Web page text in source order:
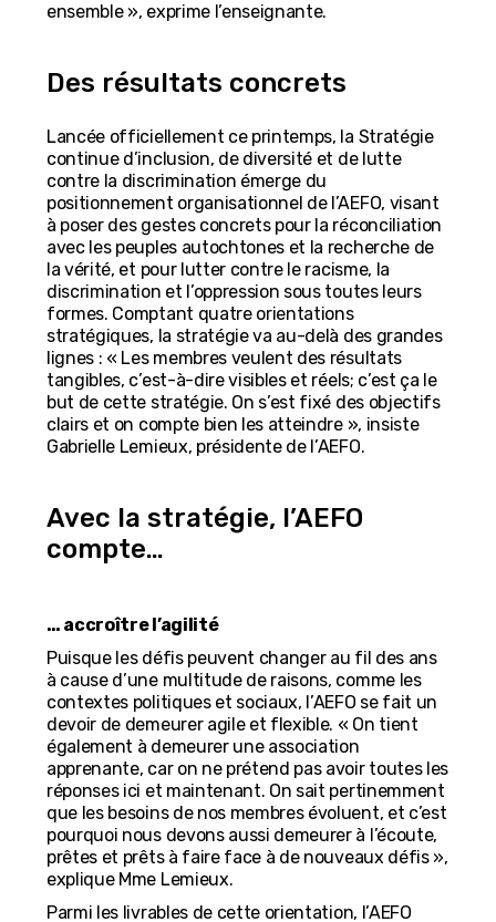
ensemble », exprime l’enseignante.
Des résultats concrets
Lancée officiellement ce printemps, la Stratégie
continue d’inclusion, de diversité et de lutte
contre la discrimination émerge du
positionnement organisationnel de l’AEFO, visant
à poser des gestes concrets pour la réconciliation
avec les peuples autochtones et la recherche de
la vérité, et pour lutter contre le racisme, la
discrimination et l’oppression sous toutes leurs
formes. Comptant quatre orientations
stratégiques, la stratégie va au-delà des grandes
lignes : « Les membres veulent des résultats
tangibles, c’est-à-dire visibles et réels; c’est ça le
but de cette stratégie. On s’est fixé des objectifs
clairs et on compte bien les atteindre », insiste
Gabrielle Lemieux, présidente de l’AEFO.
Avec la stratégie, l’AEFO
compte…
… accroître l’agilité
Puisque les défis peuvent changer au fil des ans
à cause d’une multitude de raisons, comme les
contextes politiques et sociaux, l’AEFO se fait un
devoir de demeurer agile et flexible. « On tient
également à demeurer une association
apprenante, car on ne prétend pas avoir toutes les
réponses ici et maintenant. On sait pertinemment
que les besoins de nos membres évoluent, et c’est
pourquoi nous devons aussi demeurer à l’écoute,
prêtes et prêts à faire face à de nouveaux défis »,
explique Mme Lemieux.
Parmi les livrables de cette orientation, l’AEFO